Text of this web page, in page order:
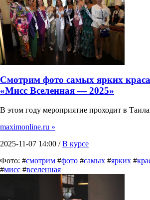
Смотрим фото самых ярких
«Мисс Вселенная — 2025»
В этом году мероприятие проходит в
maximonline.ru »
2025-11-07 14:00 /В курсе
Фото: #смотрим #фото #самых #ярких #
#мисс #вселенная